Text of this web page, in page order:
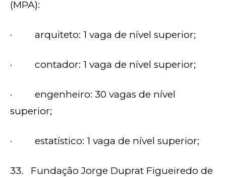
(MPA):
· arquiteto: 1 vaga de nível superior;
· contador: 1 vaga de nível superior;
· engenheiro: 30 vagas de nível
superior;
· estatístico: 1 vaga de nível superior;
33. Fundação Jorge Duprat Figueiredo de